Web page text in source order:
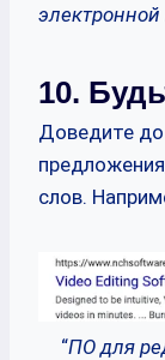
10.
Доведите до
слов.
“ПО для